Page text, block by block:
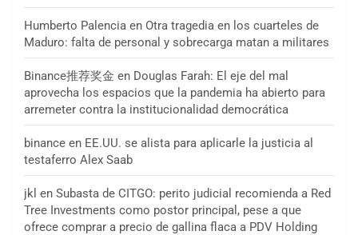
Humberto Palencia en Otra tragedia en los cuarteles de
Maduro: falta de personal y sobrecarga matan a militares
Binance推荐奖金 en Douglas Farah: El eje del mal
aprovecha los espacios que la pandemia ha abierto para
arremeter contra la institucionalidad democrática
binance en EE.UU. se alista para aplicarle la justicia al
testaferro Alex Saab
jkl en Subasta de CITGO: perito judicial recomienda a Red
Tree Investments como postor principal, pese a que
ofrece comprar a precio de gallina flaca a PDV Holding